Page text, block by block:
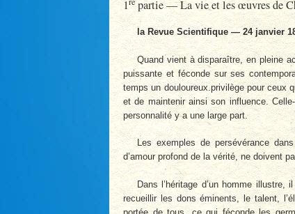
1 partie — La vie et les œuvres de
la Revue Scientifique — 24 janvier
Quand vient à disparaître, en pleine
puissante et féconde sur ses
temps un douloureux.privilège pour ceux
et de maintenir ainsi son influence.
personnalité y a une large part.
Les exemples de persévérance
d’amour profond de la vérité, ne doivent
Dans l’héritage d’un homme illustre,
recueillir les dons éminents, le talent,